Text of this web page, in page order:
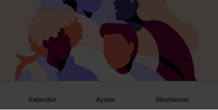
Kalender Kyrkor Bibeltexter